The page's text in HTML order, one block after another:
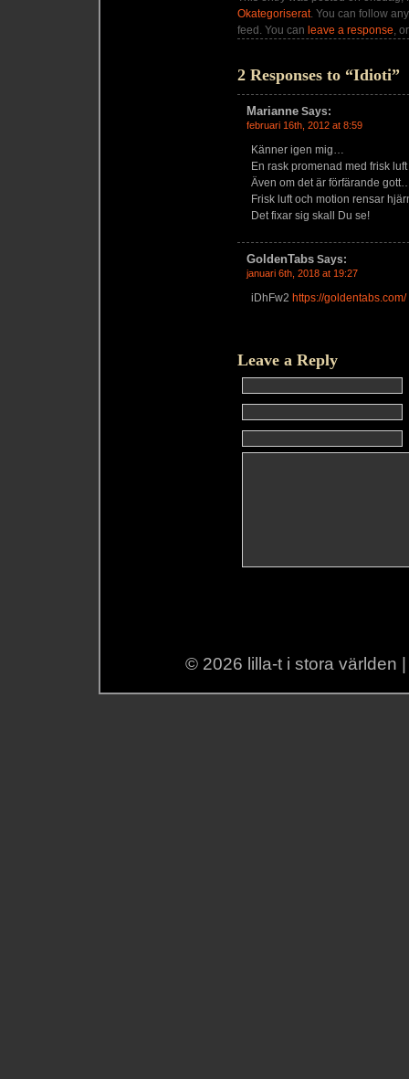
Okategoriserat. You can follow
feed. You can leave a response,
2 Responses to “Idioti”
Marianne Says:
februari 16th, 2012 at 8:59
Känner igen mig…
En rask promenad med frisk
Även om det är förfärande
Frisk luft och motion rensar
Det fixar sig skall Du se!
GoldenTabs Says:
januari 6th, 2018 at 19:27
iDhFw2 https://goldentabs.com/
Leave a Reply
© 2026 lilla-t i stora världen